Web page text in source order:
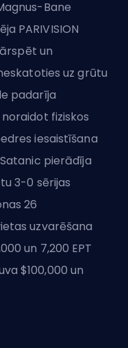
Bane
PARIVISION
un
uz grūtu
padarīja
fiziskos
iesaistīšana
pierādīja
3-0 sērijas
26
uzvarēšana
un 7,200 EPT
$100,000 un